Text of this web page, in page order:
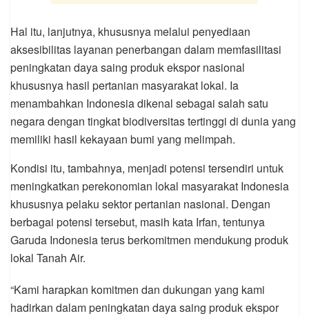
Hal itu, lanjutnya, khususnya melalui penyediaan
aksesibilitas layanan penerbangan dalam memfasilitasi
peningkatan daya saing produk ekspor nasional
khususnya hasil pertanian masyarakat lokal. Ia
menambahkan Indonesia dikenal sebagai salah satu
negara dengan tingkat biodiversitas tertinggi di dunia yang
memiliki hasil kekayaan bumi yang melimpah.
Kondisi itu, tambahnya, menjadi potensi tersendiri untuk
meningkatkan perekonomian lokal masyarakat Indonesia
khususnya pelaku sektor pertanian nasional. Dengan
berbagai potensi tersebut, masih kata Irfan, tentunya
Garuda Indonesia terus berkomitmen mendukung produk
lokal Tanah Air.
“Kami harapkan komitmen dan dukungan yang kami
hadirkan dalam peningkatan daya saing produk ekspor